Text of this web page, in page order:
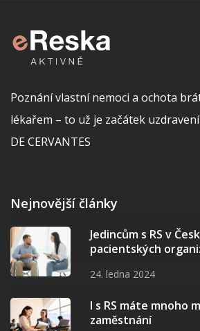
Poznání vlastní nemoci a ochota
lékařem – to už je začátek
DE CERVANTES
Nejnovější články
Jedincům s RS v
pacientských
24. ledna 2024
I s RS máte mnoho
zaměstnání